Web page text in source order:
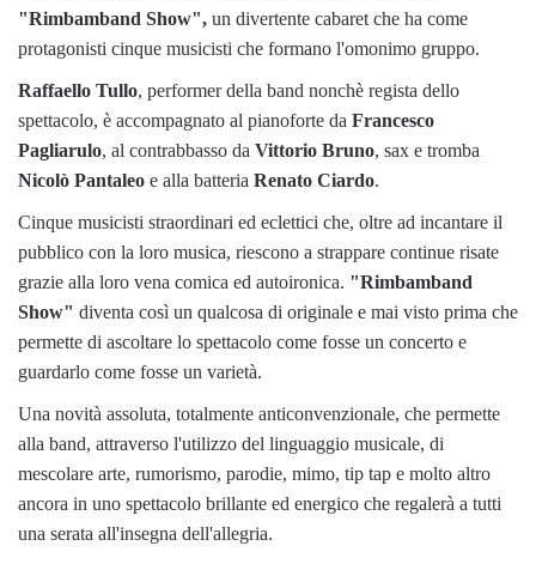
"Rimbamband Show", un divertente cabaret che ha come
protagonisti cinque musicisti che formano l'omonimo gruppo.
Raffaello Tullo, performer della band nonchè regista dello
spettacolo, è accompagnato al pianoforte da Francesco
Pagliarulo, al contrabbasso da Vittorio Bruno, sax e tromba
Nicolò Pantaleo e alla batteria Renato Ciardo.
Cinque musicisti straordinari ed eclettici che, oltre ad incantare il
pubblico con la loro musica, riescono a strappare continue risate
grazie alla loro vena comica ed autoironica. "Rimbamband
Show" diventa così un qualcosa di originale e mai visto prima che
permette di ascoltare lo spettacolo come fosse un concerto e
guardarlo come fosse un varietà.
Una novità assoluta, totalmente anticonvenzionale, che permette
alla band, attraverso l'utilizzo del linguaggio musicale, di
mescolare arte, rumorismo, parodie, mimo, tip tap e molto altro
ancora in uno spettacolo brillante ed energico che regalerà a tutti
una serata all'insegna dell'allegria.